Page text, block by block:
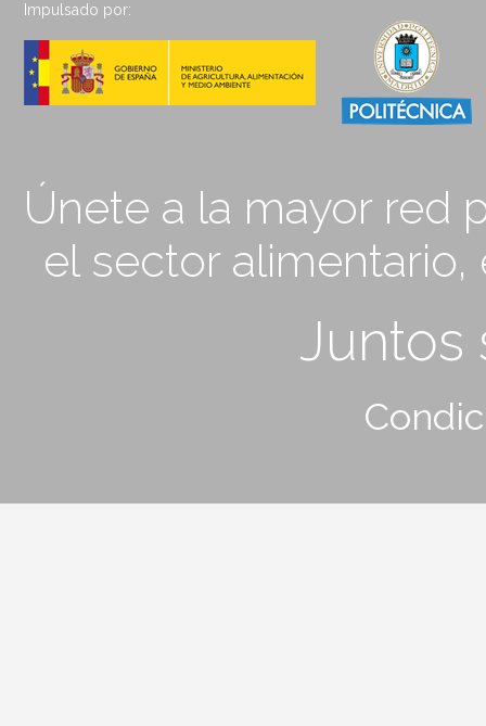
Impulsado por:
Únete a la mayor red
el sector
Juntos